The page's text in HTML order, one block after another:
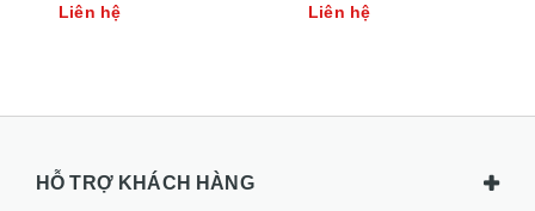
Liên hệ Liên hệ
HỖ TRỢ KHÁCH HÀNG